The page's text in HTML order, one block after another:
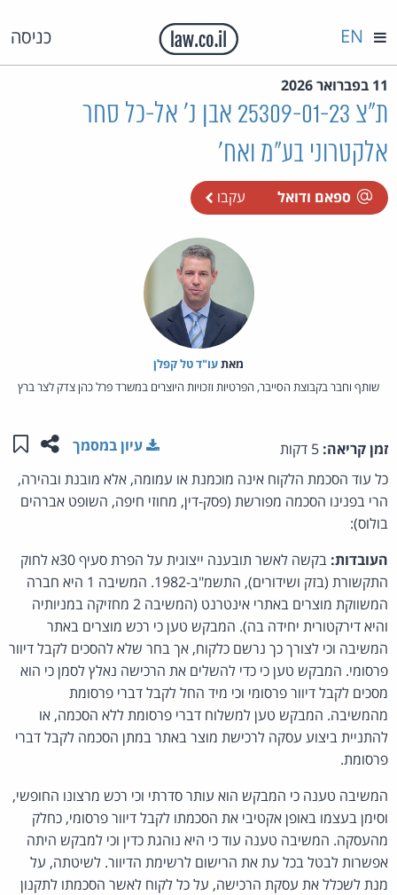
כניסה EN
11 בפברואר 2026
ת"צ 25309-01-23 אבן נ' אל-כל סחר
אלקטרוני בע"מ ואח'
ספאם ודואל עקבו
מאת‏עו"ד טל קפלן
שותף וחבר בקבוצת הסייבר, הפרטיות וזכויות היוצרים במשרד פרל כהן צדק לצר ברץ
זמן קריאה: שתפו
עיון במסמך
כל עוד הסכמת הלקוח אינה מוכמנת או עמומה, אלא מובנת ובהירה,
הרי בפנינו הסכמה מפורשת (פסק-דין, מחוזי חיפה, השופט אברהים
בולוס):
העובדות:
בקשה לאשר תובענה ייצוגית על הפרת סעיף 30א לחוק
התקשורת (בזק ושידורים), התשמ"ב-1982. המשיבה 1 היא חברה
המשווקת מוצרים באתרי אינטרנט (המשיבה 2 מחזיקה במניותיה
והיא דירקטורית יחידה בה). המבקש טען כי רכש מוצרים באתר
המשיבה וכי לצורך כך נרשם כלקוח, אך בחר שלא להסכים לקבל דיוור
פרסומי. המבקש טען כי כדי להשלים את הרכישה נאלץ לסמן כי הוא
מסכים לקבל דיוור פרסומי וכי מיד החל לקבל דברי פרסומת
מהמשיבה. המבקש טען למשלוח דברי פרסומת ללא הסכמה, או
להתניית ביצוע עסקה לרכישת מוצר באתר במתן הסכמה לקבל דברי
פרסומת.
המשיבה טענה כי המבקש הוא עותר סדרתי וכי רכש מרצונו החופשי,
וסימן בעצמו באופן אקטיבי את הסכמתו לקבל דיוור פרסומי, כחלק
מהעסקה. המשיבה טענה עוד כי היא נוהגת כדין וכי למבקש היתה
אפשרות לבטל בכל עת את הרישום לרשימת הדיוור. לשיטתה, על
מנת לשכלל את עסקת הרכישה, על כל לקוח לאשר הסכמתו לתקנון